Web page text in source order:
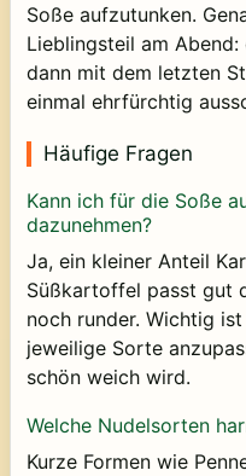
Soße aufzutunken.
Lieblingsteil am
dann mit dem letzten
einmal ehrfürchtig
Häufige Fragen
Kann ich für die Soße
dazunehmen?
Ja, ein kleiner Anteil
Süßkartoffel passt gut
noch runder. Wichtig
jeweilige Sorte
schön weich wird.
Welche Nudelsorten
Kurze Formen wie